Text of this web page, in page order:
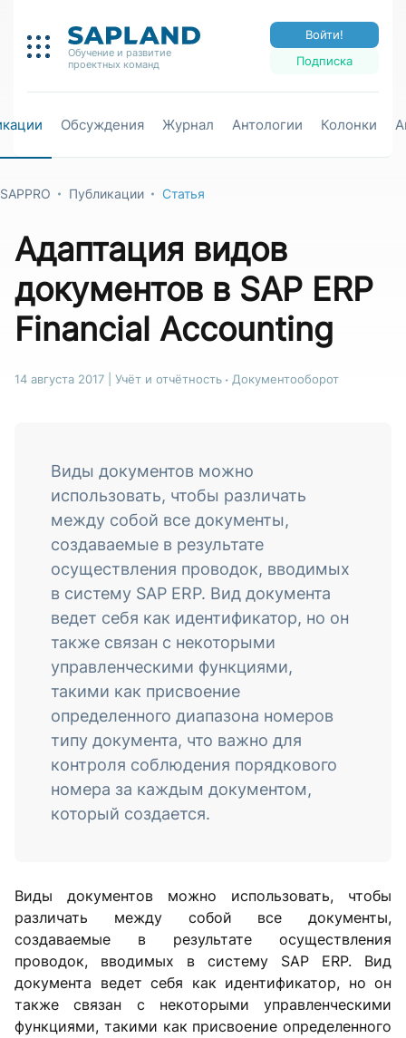
Обучение и развитие
проектных команд
Подписка
Войти!
Обсуждения Журнал Антологии Колонки
SAPPRO Публикации Статья
Адаптация видов
документов в SAP ERP
Financial Accounting
14 августа 2017 Учёт и отчётность Документооборот
Виды документов можно
использовать, чтобы различать
между собой все документы,
создаваемые в результате
осуществления проводок, вводимых
в систему SAP ERP. Вид документа
ведет себя как идентификатор, но он
также связан с некоторыми
управленческими функциями,
такими как присвоение
определенного диапазона номеров
типу документа, что важно для
контроля соблюдения порядкового
номера за каждым документом,
который создается.
Виды документов можно использовать, чтобы
различать между собой все документы,
создаваемые в результате осуществления
проводок, вводимых в систему SAP ERP. Вид
документа ведет себя как идентификатор, но он
также связан с некоторыми управленческими
функциями, такими как присвоение определенного